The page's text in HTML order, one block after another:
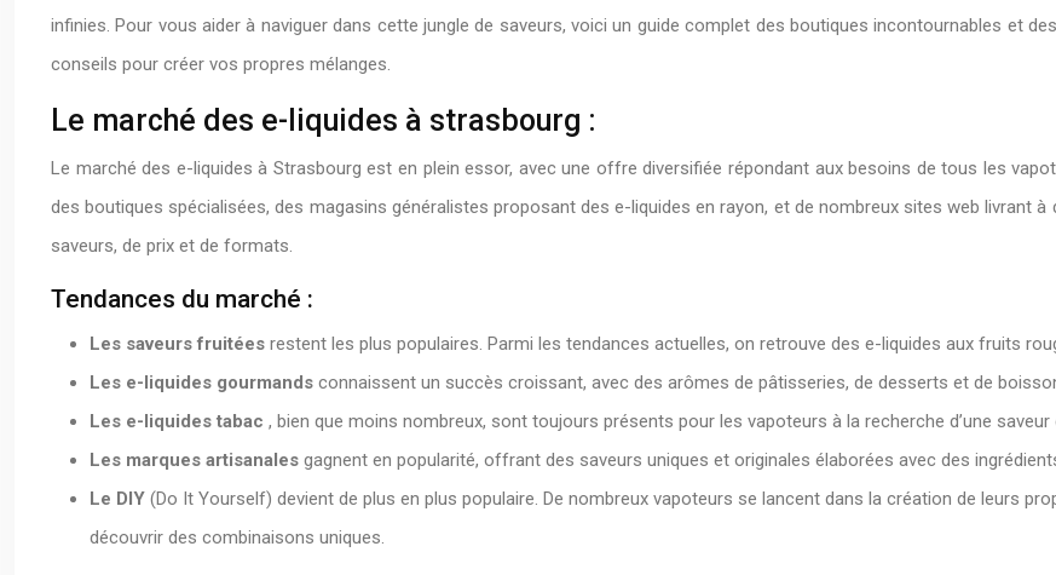
infinies. Pour vous aider à naviguer dans cette jungle de saveurs, voici un guide complet des boutiques incontournables et
conseils pour créer vos propres mélanges.
Le marché des e-liquides à strasbourg :
Le marché des e-liquides à Strasbourg est en plein essor, avec une offre diversifiée répondant aux besoins de tous les
des boutiques spécialisées, des magasins généralistes proposant des e-liquides en rayon, et de nombreux sites web livrant
saveurs, de prix et de formats.
Tendances du marché :
Les saveurs fruitées restent les plus populaires. Parmi les tendances actuelles, on retrouve des e-liquides aux fruits
Les e-liquides gourmands connaissent un succès croissant, avec des arômes de pâtisseries, de desserts et de
Les e-liquides tabac , bien que moins nombreux, sont toujours présents pour les vapoteurs à la recherche d’une saveur
Les marques artisanales gagnent en popularité, offrant des saveurs uniques et originales élaborées avec des
Le DIY (Do It Yourself) devient de plus en plus populaire. De nombreux vapoteurs se lancent dans la création de leurs
découvrir des combinaisons uniques.